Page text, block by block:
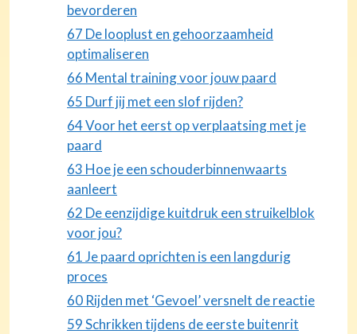
bevorderen
67 De looplust en gehoorzaamheid
optimaliseren
66 Mental training voor jouw paard
65 Durf jij met een slof rijden?
64 Voor het eerst op verplaatsing met je
paard
63 Hoe je een schouderbinnenwaarts
aanleert
62 De eenzijdige kuitdruk een struikelblok
voor jou?
61 Je paard oprichten is een langdurig
proces
60 Rijden met ‘Gevoel’ versnelt de reactie
59 Schrikken tijdens de eerste buitenrit